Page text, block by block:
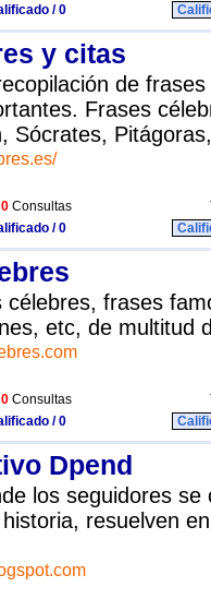
/ 0
y citas
de
Frases
Sócrates,
0 Consultas
/ 0
célebres, frases
etc, de multitud
0 Consultas
/ 0
Dpend
los seguidores se
resuelven